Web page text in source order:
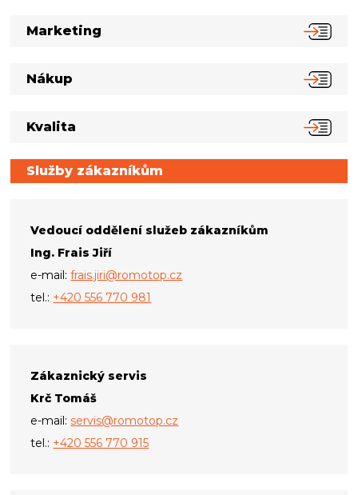
Marketing
Nákup
Kvalita
Služby zákazníkům
Vedoucí oddělení služeb zákazníkům
Ing. Frais Jiří
e-mail:frais.jiri@romotop.cz
tel.: +420 556 770 981
Zákaznický servis
Krč Tomáš
e-mail:servis@romotop.cz
tel.: +420 556 770 915